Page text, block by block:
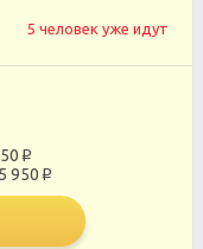
5 человек уже идут
p
950 p